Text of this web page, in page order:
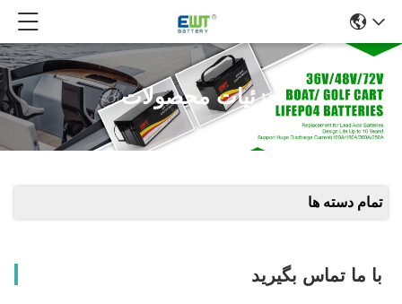
جزئیات محصولات
تمام دسته ها
با ما تماس بگیرید